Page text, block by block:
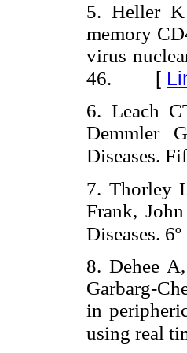
5. Heller
memory
virus
46. [
6. Leach
Demmler
Diseases.
7. Thorley
Frank,
Diseases.
8. Dehee
Garbarg-
in
using real